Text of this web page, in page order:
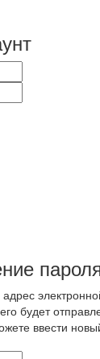
будет
ввести